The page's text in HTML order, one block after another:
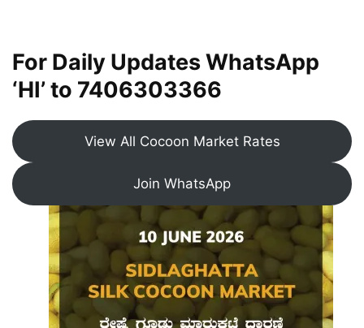
For Daily Updates WhatsApp
‘HI’ to 7406303366
View All Cocoon Market Rates
Join WhatsApp